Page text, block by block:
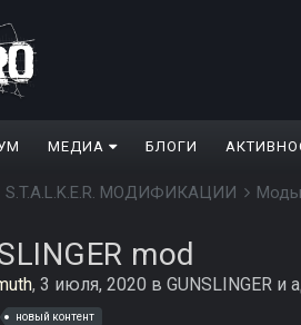
МЕДИА БЛОГИ
S.T.A.L.K.E.R. МОДИФИКАЦИИ
mod
, 3 июля, 2020 в GUNSLINGER и
новый контент